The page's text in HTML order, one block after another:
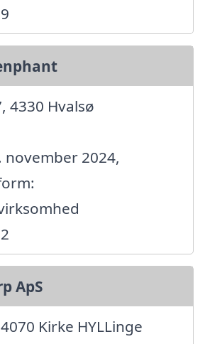
4330 Hvalsø
2024,
ApS
Kirke HYLLinge